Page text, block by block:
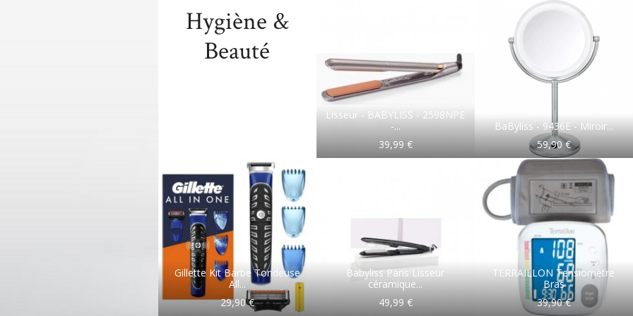
Accueil Maison Hygiène & Beauté
Hygiène &
Beauté
Lisseur - BABYLISS - 2598NPE
-...
39,99 €
BaByliss - 9436E - Miroir...
59,90 €
Gillette Kit Barbe Tondeuse
All...
29,90 €
Babyliss Paris Lisseur
céramique...
49,99 €
TERRAILLON Tensiomètre
Bras
39,90 €